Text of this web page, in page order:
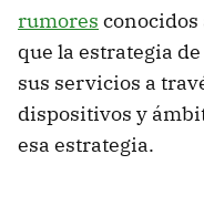
rumores conocidos
que la estrategia
sus servicios a
dispositivos y
esa estrategia.